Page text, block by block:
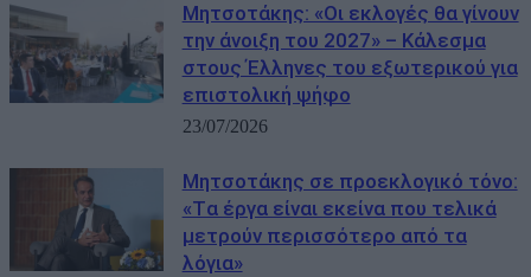
Μητσοτάκης: «Οι εκλογές θα γίνουν
την άνοιξη του 2027» – Κάλεσμα
στους Έλληνες του εξωτερικού για
επιστολική ψήφο
23/07/2026
Μητσοτάκης σε προεκλογικό τόνο:
«Tα έργα είναι εκείνα που τελικά
μετρούν περισσότερο από τα
λόγια»